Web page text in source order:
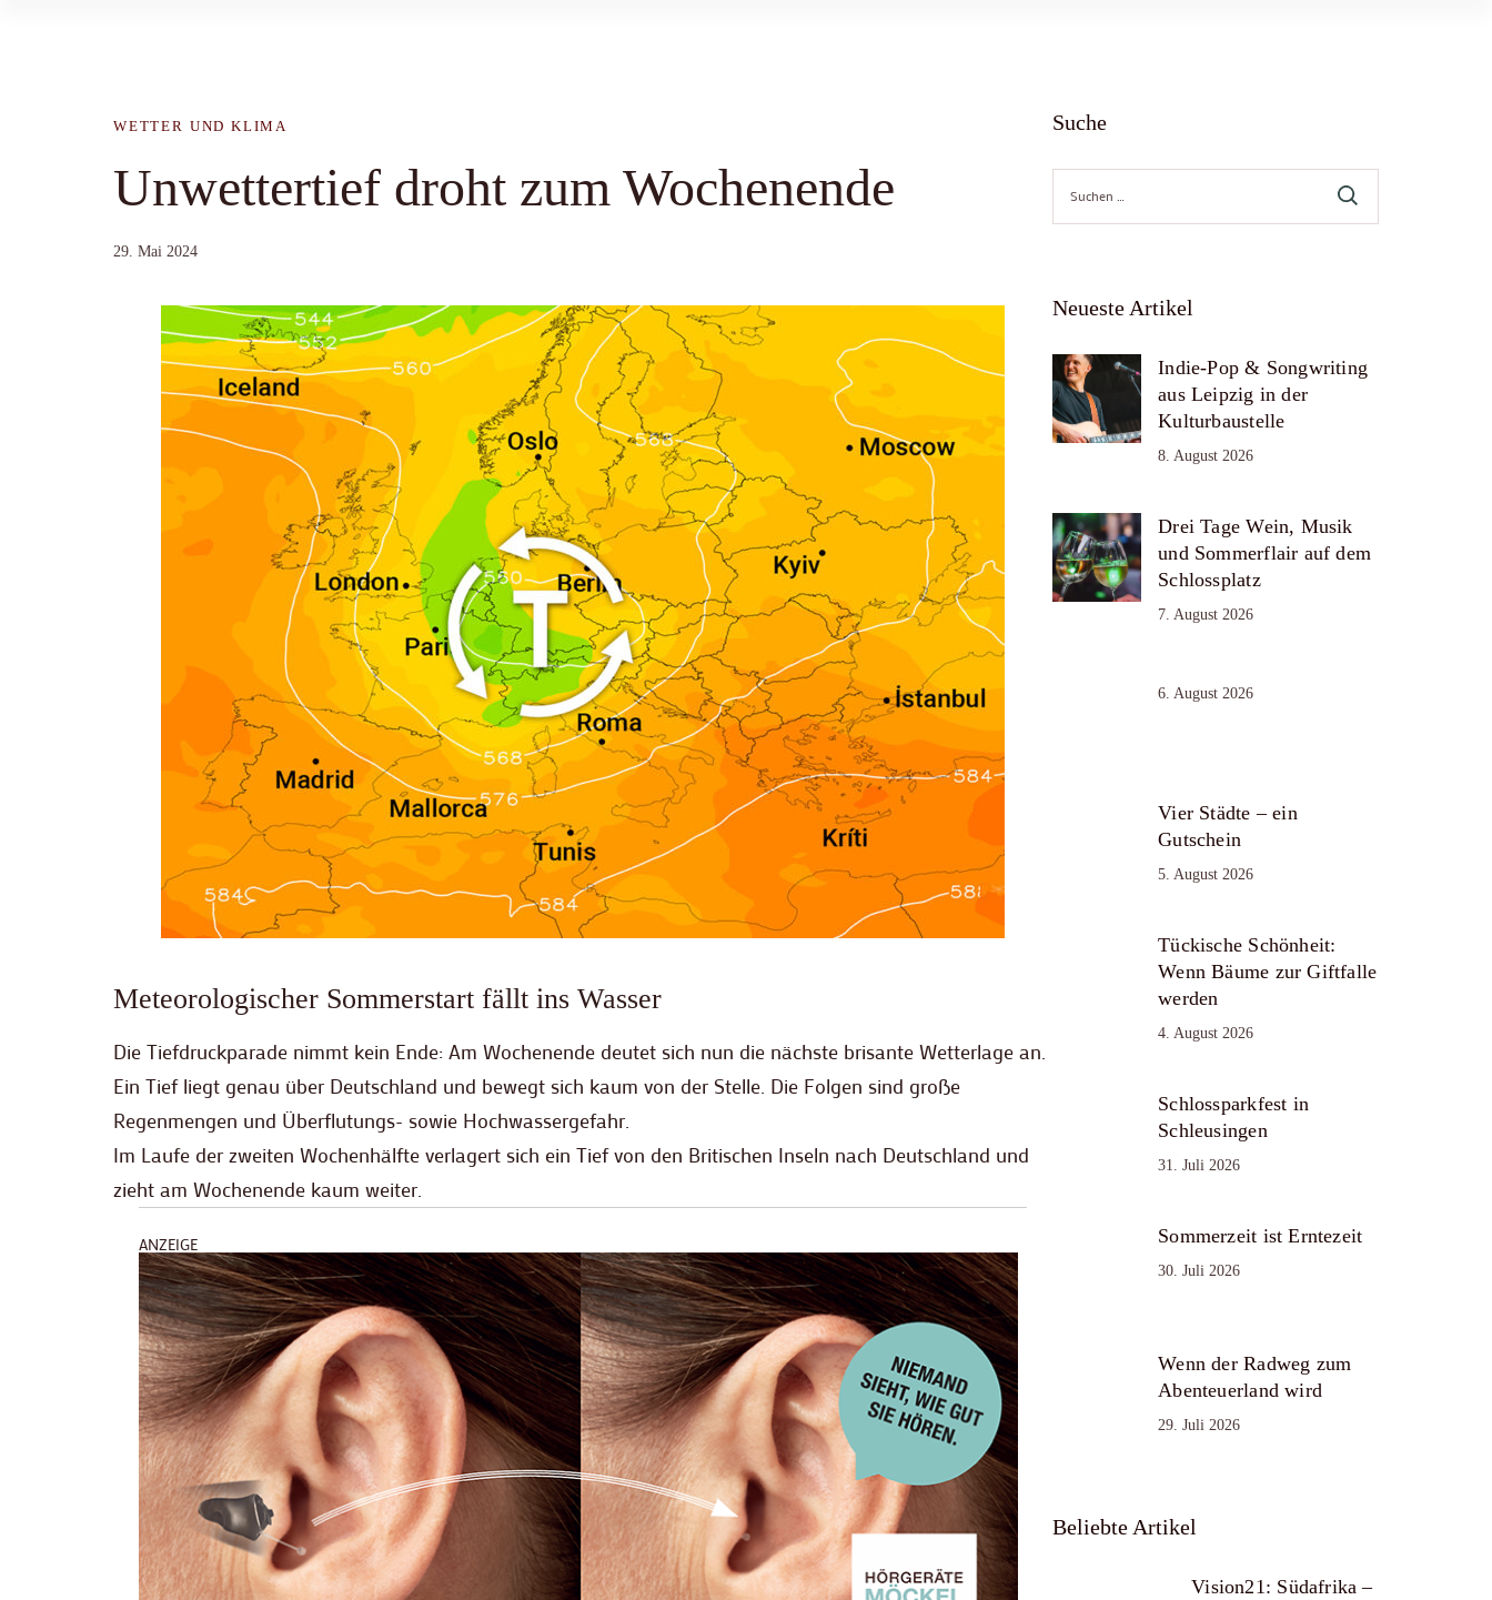
WETTER UND KLIMA
Unwettertief droht zum Wochenende
29. Mai 2024
Meteorologischer Sommerstart fällt ins Wasser
Die Tiefdruckparade nimmt kein Ende: Am Wochenende deutet sich nun die nächste brisante Wetterlage an.
Ein Tief liegt genau über Deutschland und bewegt sich kaum von der Stelle. Die Folgen sind große
Regenmengen und Überflutungs- sowie Hochwassergefahr.
Im Laufe der zweiten Wochenhälfte verlagert sich ein Tief von den Britischen Inseln nach Deutschland und
zieht am Wochenende kaum weiter.
ANZEIGE
Suche
Suche
nach:
Neueste Artikel
Indie-Pop & Songwriting
aus Leipzig in der
Kulturbaustelle
8. August 2026
Drei Tage Wein, Musik
und Sommerflair auf dem
Schlossplatz
7. August 2026
6. August 2026
Vier Städte – ein
Gutschein
5. August 2026
Tückische Schönheit:
Wenn Bäume zur Giftfalle
werden
4. August 2026
Schlossparkfest in
Schleusingen
31. Juli 2026
Sommerzeit ist Erntezeit
30. Juli 2026
Wenn der Radweg zum
Abenteuerland wird
29. Juli 2026
Beliebte Artikel
Vision21: Südafrika –